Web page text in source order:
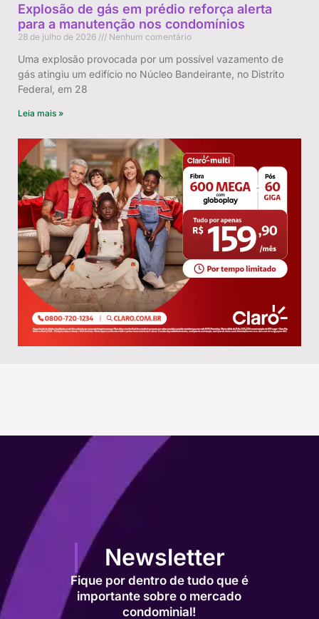
Explosão de gás em prédio reforça alerta
para a manutenção nos condomínios
28 de julho de 2026 Nenhum comentário
Uma explosão provocada por um possível vazamento de
gás atingiu um edifício no Núcleo Bandeirante, no Distrito
Federal, em 28
Leia mais »
Newsletter
Fique por dentro de tudo que é
importante sobre o mercado
condominial!